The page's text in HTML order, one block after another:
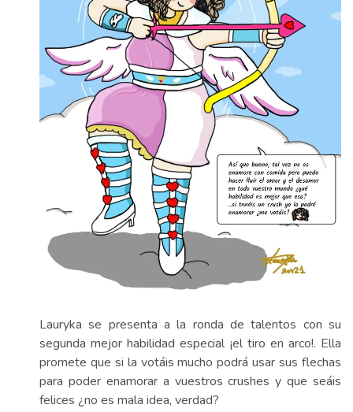
Lauryka se presenta a la ronda de talentos con su
segunda mejor habilidad especial ¡el tiro en arco!. Ella
promete que si la votáis mucho podrá usar sus flechas
para poder enamorar a vuestros crushes y que seáis
felices ¿no es mala idea, verdad?